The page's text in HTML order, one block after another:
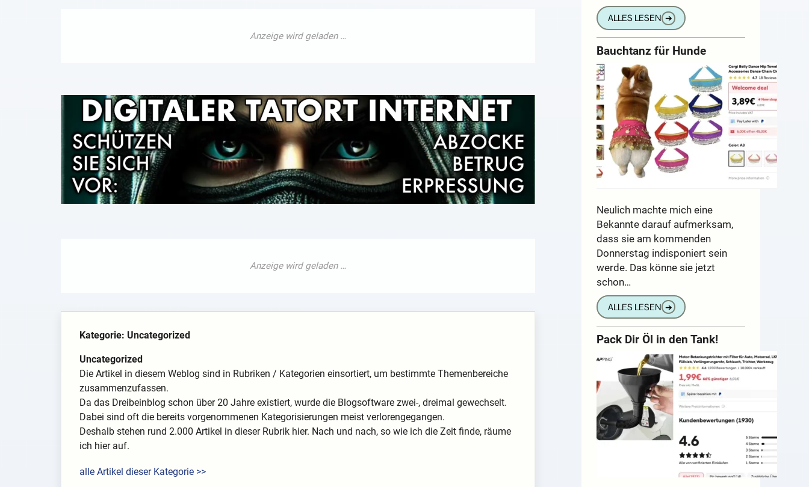
Kategorie: Uncategorized
Uncategorized
Die Artikel in diesem Weblog sind in Rubriken / Kategorien einsortiert, um bestimmte Themenbereiche
zusammenzufassen.
Da das Dreibeinblog schon über 20 Jahre existiert, wurde die Blogsoftware zwei-, dreimal gewechselt.
Dabei sind oft die bereits vorgenommenen Kategorisierungen meist verlorengegangen.
Deshalb stehen rund 2.000 Artikel in dieser Rubrik hier. Nach und nach, so wie ich die Zeit finde, räume
ich hier auf.
alle Artikel dieser Kategorie >>
ALLES LESEN ➔
Bauchtanz für Hunde
Neulich machte mich eine
Bekannte darauf aufmerksam,
dass sie am kommenden
Donnerstag indisponiert sein
werde. Das könne sie jetzt
schon…
ALLES LESEN ➔
Pack Dir Öl in den Tank!